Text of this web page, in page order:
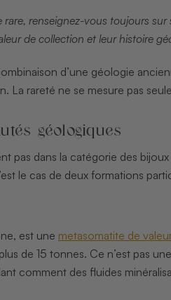
renseignez-vous toujours sur
de collection et leur histoire
d’une géologie
La rareté ne se mesure pas
géologiques
pas dans la catégorie des
le cas de deux formations
est une metasomatite de
de 15 tonnes. Ce n’est pas
comment des fluides